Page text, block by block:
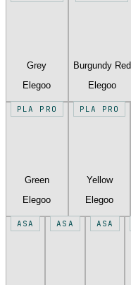
Grey
Elegoo
Burgundy Red
Elegoo
PLA PRO
Green
Elegoo
PLA PRO
Yellow
Elegoo
ASA ASA ASA